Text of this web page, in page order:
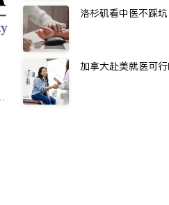
洛杉矶看中医不踩
加拿大赴美就医可